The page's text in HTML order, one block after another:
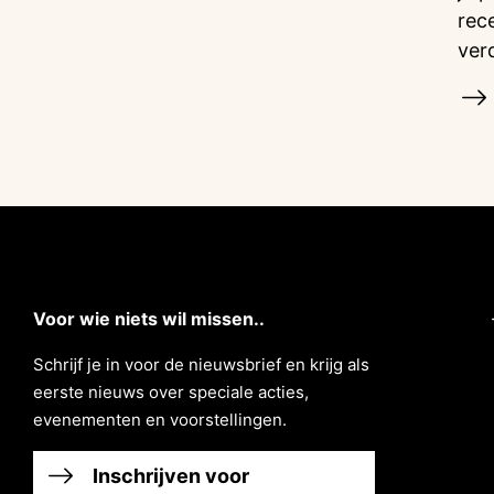
Voor wie niets wil missen..
Schrĳf je in voor de nieuwsbrief en krĳg als
eerste nieuws over speciale acties,
evenementen en voorstellingen.
Inschrijven voor